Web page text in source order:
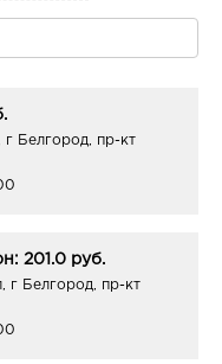
Белгород, пр-кт
201.0 руб.
г Белгород, пр-кт